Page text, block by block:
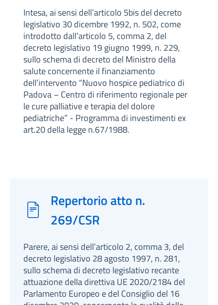
Intesa, ai sensi dell’articolo 5bis del decreto
legislativo 30 dicembre 1992, n. 502, come
introdotto dall’articolo 5, comma 2, del
decreto legislativo 19 giugno 1999, n. 229,
sullo schema di decreto del Ministro della
salute concernente il finanziamento
dell’intervento “Nuovo hospice pediatrico di
Padova – Centro di riferimento regionale per
le cure palliative e terapia del dolore
pediatriche” - Programma di investimenti ex
art.20 della legge n.67/1988.
Repertorio atto n.
269/CSR
Parere, ai sensi dell’articolo 2, comma 3, del
decreto legislativo 28 agosto 1997, n. 281,
sullo schema di decreto legislativo recante
attuazione della direttiva UE 2020/2184 del
Parlamento Europeo e del Consiglio del 16